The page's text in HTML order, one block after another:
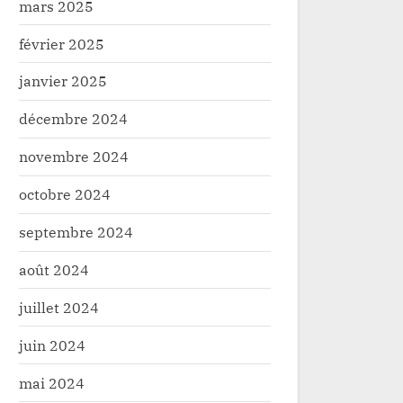
mars 2025
février 2025
janvier 2025
décembre 2024
novembre 2024
octobre 2024
septembre 2024
août 2024
juillet 2024
juin 2024
mai 2024